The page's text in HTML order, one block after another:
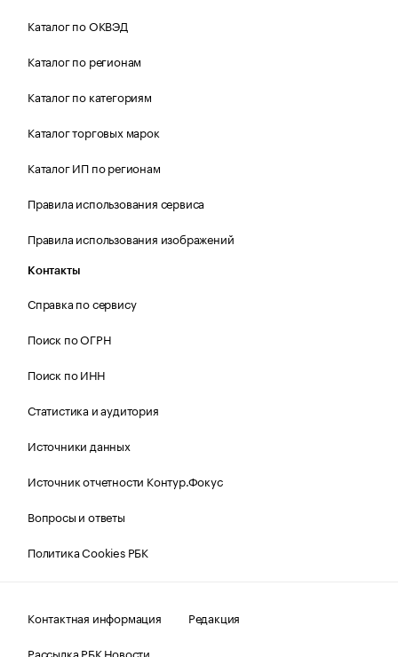
Каталог по ОКВЭД
Каталог по регионам
Каталог по категориям
Каталог торговых марок
Каталог ИП по регионам
Правила использования сервиса
Правила использования изображений
Контакты
Справка по сервису
Поиск по ОГРН
Поиск по ИНН
Статистика и аудитория
Источники данных
Источник отчетности Контур.Фокус
Вопросы и ответы
Политика Cookies РБК
Контактная информация
Редакция
Рассылка РБК Новости